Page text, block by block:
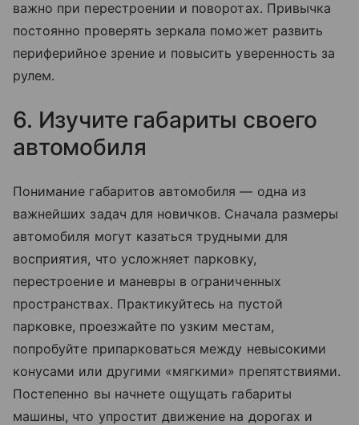
важно при перестроении и поворотах. Привычка
постоянно проверять зеркала поможет развить
периферийное зрение и повысить уверенность за
рулем.
6. Изучите габариты своего
автомобиля
Понимание габаритов автомобиля — одна из
важнейших задач для новичков. Сначала размеры
автомобиля могут казаться трудными для
восприятия, что усложняет парковку,
перестроение и маневры в ограниченных
пространствах. Практикуйтесь на пустой
парковке, проезжайте по узким местам,
попробуйте припарковаться между невысокими
конусами или другими «мягкими» препятствиями.
Постепенно вы начнете ощущать габариты
машины, что упростит движение на дорогах и